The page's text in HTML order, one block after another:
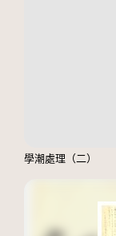
學潮處理（二）